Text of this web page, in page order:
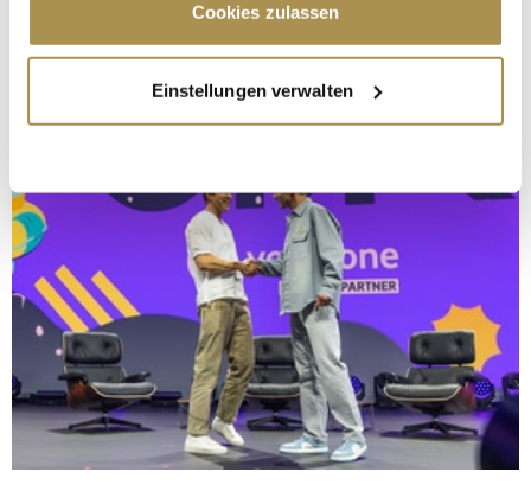
Trigger Symbol ändern oder widerrufen
Informationen über Ihre geografische Lage
erfassen, welche bis auf einige Meter genau sein
bestimmten Merkmalen (Fingerprinting) identifizieren
Erfahren Sie mehr darüber, wie Ihre persönlichen Daten
verarbeitet werden, und legen Sie Ihre Präferenzen im
Abschnitt Einzelheitenfest.
Wir verwenden Cookies, um Inhalte und Anzeigen zu
personalisieren, Funktionen für soziale Medien anbieten
zu können und die Zugriffe auf unsere Website zu
analysieren. Außerdem geben wir Informationen zu Ihrer
Verwendung unserer Website an unsere Partner für
Cookies zulassen
Einstellungen verwalten